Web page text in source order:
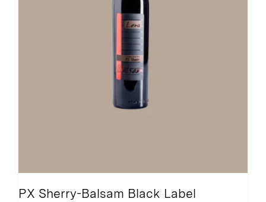
werden
PX Sherry-Balsam Black Label